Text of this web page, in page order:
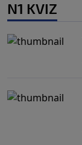
N1 KVIZ